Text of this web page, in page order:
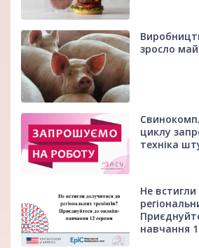
зросло
циклу
техніка
Не
навчання